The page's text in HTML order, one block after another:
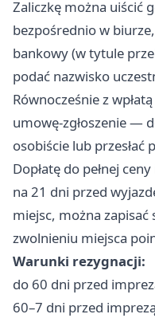
Zaliczkę można uiścić
bezpośrednio w
bankowy (w tytule
podać nazwisko
Równocześnie z
umowę-zgłoszenie —
osobiście lub
Dopłatę do pełnej
na 21 dni przed
miejsc, można
zwolnieniu miejsca
Warunki rezygnacji:
do 60 dni przed
60–7 dni przed